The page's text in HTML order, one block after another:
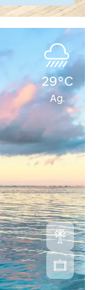
29°C
Ag.